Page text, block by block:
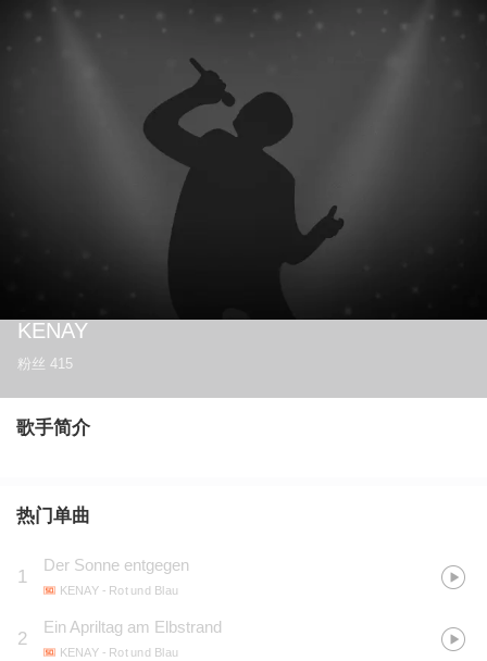
KENAY
粉丝 415
歌手简介
热门单曲
1
Der Sonne entgegen
KENAY- Rot und Blau
2
Ein Apriltag am Elbstrand
KENAY- Rot und Blau